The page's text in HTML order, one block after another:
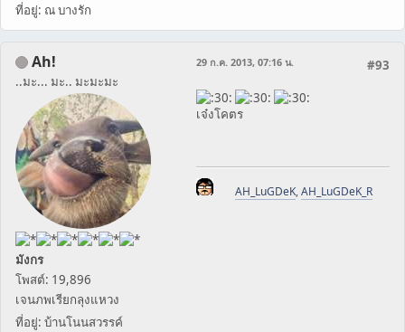
ที่อยู่: ณ บางรัก
Ah!
..มะ... มะ.. มะมะมะ
มังกร
โพสต์: 19,896
เจนภพเรียกลุงแหวง
ที่อยู่: บ้านโนนสวรรค์
#93
29 ก.ค. 2013, 07:16 น.
เจ๋งโคตร
AH_LuGDeK,AH_LuGDeK_R